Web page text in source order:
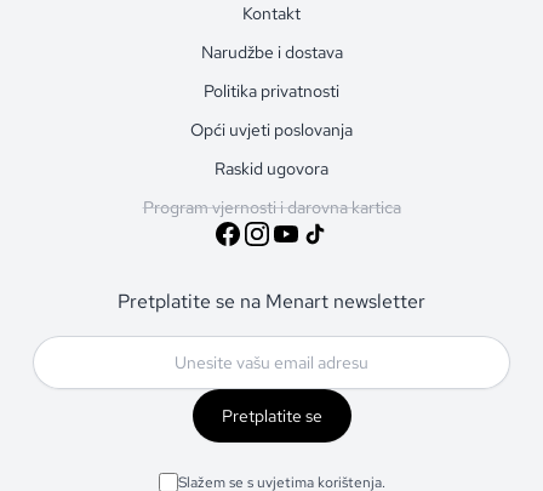
Kontakt
Narudžbe i dostava
Politika privatnosti
Opći uvjeti poslovanja
Raskid ugovora
Program vjernosti i darovna kartica
Pretplatite se na Menart newsletter
Pretplatite se
Slažem se s uvjetima korištenja.